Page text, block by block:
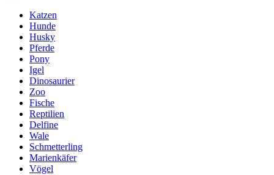
Katzen
Hunde
Husky
Pferde
Pony
Igel
Dinosaurier
Zoo
Fische
Reptilien
Delfine
Wale
Schmetterling
Marienkäfer
Vögel